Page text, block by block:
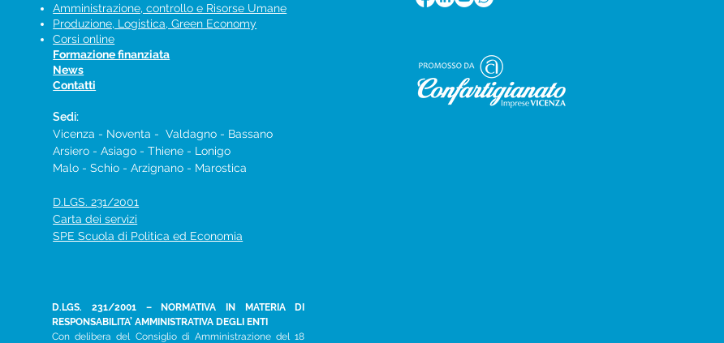
Amministrazione, controllo e Risorse Umane
Produzione, Logistica, Green Economy
Corsi online
Formazione finanziata
News
Contatti
Sedi:
Vicenza - Noventa - Valdagno - Bassano
Arsiero - Asiago - Thiene - Lonigo
Malo​ -Schio​ - Arzignano - Marostica
D.LGS. 231/2001
Carta dei servizi
SPE Scuola di Politica ed Economia
D.LGS. 231/2001 – NORMATIVA IN MATERIA DI
RESPONSABILITA’ AMMINISTRATIVA DEGLI ENTI
Con delibera del Consiglio di Amministrazione del 18